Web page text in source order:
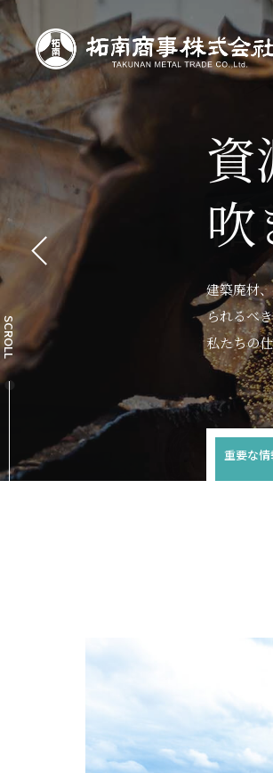
資
建築廃材
られるべ
私たちの
人
資源をリ
産に必要
らします。
鉄
戦争で住
鉄に熱い
ません。
SCROLL
重要な